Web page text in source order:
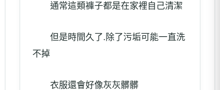
通常這類褲子都是在家裡自己清潔
但是時間久了.除了污垢可能一直洗
不掉
衣服還會好像灰灰髒髒